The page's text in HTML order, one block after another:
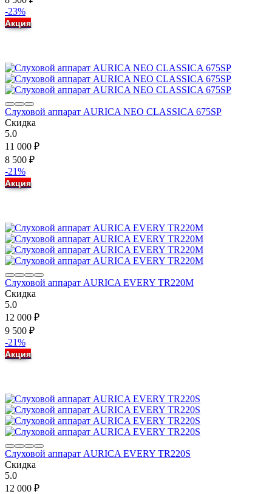
-23%
Акция
Слуховой аппарат AURICA NEO CLASSICA 675SP
Скидка
5.0
11 000 ₽
8 500 ₽
-21%
Акция
Слуховой аппарат AURICA EVERY TR220M
Скидка
5.0
12 000 ₽
9 500 ₽
-21%
Акция
Слуховой аппарат AURICA EVERY TR220S
Скидка
5.0
12 000 ₽